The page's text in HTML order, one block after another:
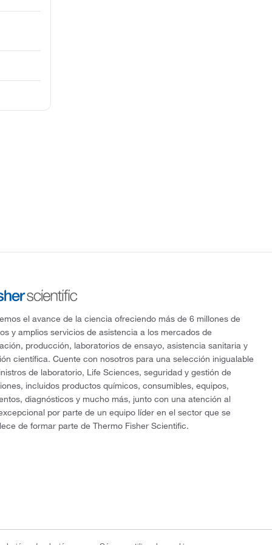
el avance de la ciencia ofreciendo más de 6 millones de
y amplios servicios de asistencia a los mercados de
producción, laboratorios de ensayo, asistencia sanitaria y
científica. Cuente con nosotros para una selección inigualable
de laboratorio, Life Sciences, seguridad y gestión de
incluidos productos químicos, consumibles, equipos,
diagnósticos y mucho más, junto con una atención al
por parte de un equipo líder en el sector que se
de formar parte de Thermo Fisher Scientific.